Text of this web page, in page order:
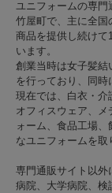
ユニフォームの専
竹屋町で、主に全国
商品を提供し続けて
います。
創業当時は女子髪結
を行っており、同時
現在では、白衣・介
オフィスウェア、
ォーム、食品工場
なユニフォームを取
専門通販サイト以外
病院、大学病院、検